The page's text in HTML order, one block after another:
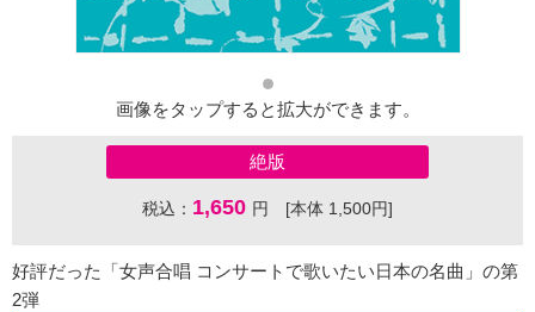
画像をタップすると拡大ができます。
絶版
税込： 1,650 円 [本体 1,500円]
好評だった「女声合唱 コンサートで歌いたい日本の名曲」の第
2弾